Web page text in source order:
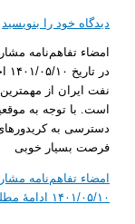
خود را بنویسید /
مشارکت احداث
در تاریخ ۱۴۰۱/۰۵/
از مهمترین اقدامات
توجه به موقعیت کشور
به کریدورهای مهم
خوبی
مشارکت احداث
۱۰ادامۀ مطلب »